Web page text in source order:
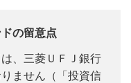
の留意点
、三菱ＵＦＪ銀行
ません（「投資信